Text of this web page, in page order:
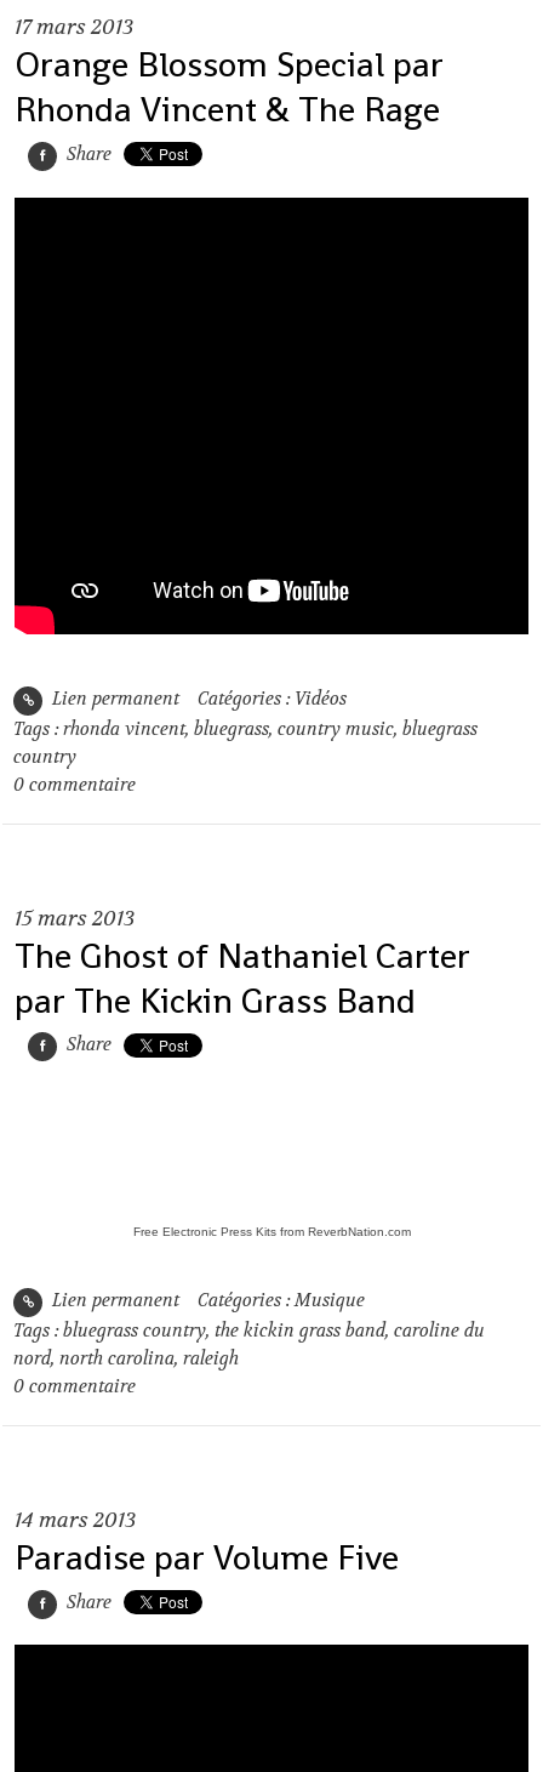
17mars 2013
Orange Blossom Special par
Rhonda Vincent & The Rage
Share
Lien permanent Catégories : Vidéos
Tags :rhonda vincent,bluegrass,country music,bluegrass
country
0 commentaire
15mars 2013
The Ghost of Nathaniel Carter
par The Kickin Grass Band
Share
Free Electronic Press Kits from ReverbNation.com
Lien permanent Catégories :Musique
Tags :bluegrass country,the kickin grass band,caroline du
nord,north carolina,raleigh
0 commentaire
14 mars 2013
Paradise par Volume Five
Share